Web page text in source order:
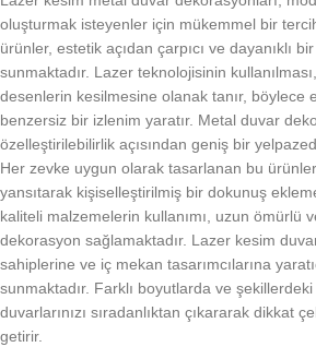
oluşturmak isteyenler için mükemmel bir
ürünler, estetik açıdan çarpıcı ve dayanıklı
sunmaktadır. Lazer teknolojisinin
desenlerin kesilmesine olanak tanır, böylece
benzersiz bir izlenim yaratır. Metal duvar
özelleştirilebilirlik açısından geniş bir
Her zevke uygun olarak tasarlanan bu
yansıtarak kişiselleştirilmiş bir dokunuş
kaliteli malzemelerin kullanımı, uzun ömürlü
dekorasyon sağlamaktadır. Lazer kesim
sahiplerine ve iç mekan tasarımcılarına
sunmaktadır. Farklı boyutlarda ve şekillerdeki
duvarlarınızı sıradanlıktan çıkararak dikkat
getirir.